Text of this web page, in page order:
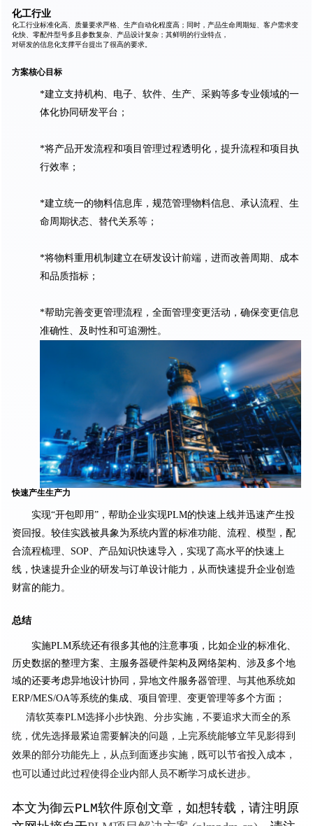
化工行业
化工行业标准化高、质量要求严格、生产自动化程度高；同时，产品生命周期短、客户需求变
化快、零配件型号多且参数复杂、产品设计复杂；其鲜明的行业特点，
对研发的信息化支撑平台提出了很高的要求。
方案核心目标
*建立支持机构、电子、软件、生产、采购等多专业领域的一
体化协同研发平台；
*将产品开发流程和项目管理过程透明化，提升流程和项目执
行效率；
*建立统一的物料信息库，规范管理物料信息、承认流程、生
命周期状态、替代关系等；
*将物料重用机制建立在研发设计前端，进而改善周期、成本
和品质指标；
*帮助完善变更管理流程，全面管理变更活动，确保变更信息
准确性、及时性和可追溯性。
快速产生生产力
实现“开包即用”，帮助企业实现PLM的快速上线并迅速产生投
资回报。较佳实践被具象为系统内置的标准功能、流程、模型，配
合流程梳理、SOP、产品知识快速导入，实现了高水平的快速上
线，快速提升企业的研发与订单设计能力，从而快速提升企业创造
财富的能力。
总结
实施PLM系统还有很多其他的注意事项，比如企业的标准化、
历史数据的整理方案、主服务器硬件架构及网络架构、涉及多个地
域的还要考虑异地设计协同，异地文件服务器管理、与其他系统如
ERP/MES/OA等系统的集成、项目管理、变更管理等多个方面；
清软英泰PLM选择小步快跑、分步实施，不要追求大而全的系
统，优先选择最紧迫需要解决的问题，上完系统能够立竿见影得到
效果的部分功能先上，从点到面逐步实施，既可以节省投入成本，
也可以通过此过程使得企业内部人员不断学习成长进步。
本文为御云PLM软件原创文章，如想转载，请注明原